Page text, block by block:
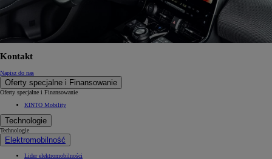
Kontakt
Napisz do nas
Oferty specjalne i Finansowanie
Oferty specjalne i Finansowanie
KINTO Mobility
Technologie
Technologie
Elektromobilność
Lider elektromobilności